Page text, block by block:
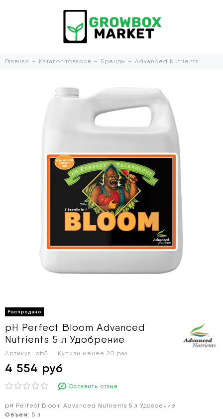
Главная Каталог товаров Бренды Advanced Nutrients
pH Perfect Bloom Advanced
Nutrients 5 л Удобрение
Артикул: pb5 Купили менее 20 раз
4 554 руб
Оставить отзыв
pH Perfect Bloom Advanced Nutrients 5 л Удобрение
Объем : 5 л